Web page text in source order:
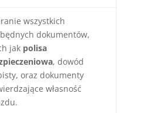
wszystkich
dokumentów,
jak polisa
, dowód
oraz dokumenty
własność